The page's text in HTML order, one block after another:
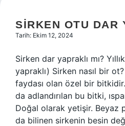
SIRKEN OTU DAR
Tarih: Ekim 12, 2024
Sirken dar yapraklı mı?
yapraklı) Sirken nasıl bir
faydası olan özel bir
da adlandırılan bu bitki,
Doğal olarak yetişir. Beyaz
da bilinen sirkenin besin